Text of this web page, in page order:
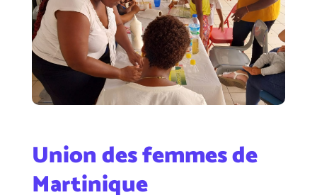
Union des femmes de
Martinique